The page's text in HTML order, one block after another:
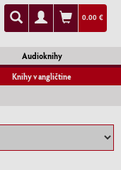
0.00 €
Audioknihy
Knihy v angličtine